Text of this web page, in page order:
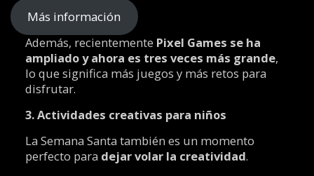
Más información
Además, recientemente Pixel Games se ha
ampliado y ahora es tres veces más grande,
lo que significa más juegos y más retos para
disfrutar.
3. Actividades creativas para niños
La Semana Santa también es un momento
perfecto para dejar volar la creatividad.